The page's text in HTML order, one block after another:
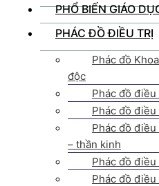
PHỔ BIẾN GIÁO
PHÁC ĐỒ ĐIỀU TRỊ
Phác đồ
độc
Phác đồ
Phác đồ
Phác đồ
– thần kinh
Phác đồ
Phác đồ